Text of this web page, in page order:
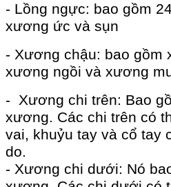
- Lồng ngực: bao gồm
xương ức và sụn
- Xương chậu: bao gồm
xương ngồi và xương
- Xương chi trên: Bao
xương. Các chi trên có
vai, khuỷu tay và cổ tay
do.
- Xương chi dưới: Nó